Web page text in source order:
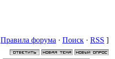
Правила форума · Поиск · RSS ]